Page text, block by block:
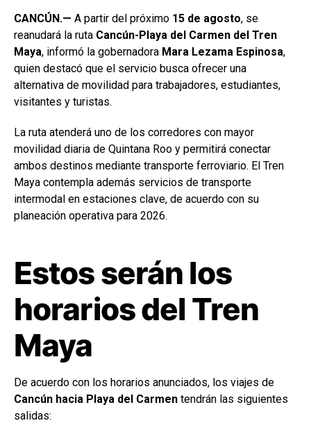
CANCÚN.— A partir del próximo 15 de agosto, se
reanudará la ruta Cancún-Playa del Carmen del Tren
Maya, informó la gobernadora Mara Lezama Espinosa,
quien destacó que el servicio busca ofrecer una
alternativa de movilidad para trabajadores, estudiantes,
visitantes y turistas.
La ruta atenderá uno de los corredores con mayor
movilidad diaria de Quintana Roo y permitirá conectar
ambos destinos mediante transporte ferroviario. El Tren
Maya contempla además servicios de transporte
intermodal en estaciones clave, de acuerdo con su
planeación operativa para 2026.
Estos serán los
horarios del Tren
Maya
De acuerdo con los horarios anunciados, los viajes de
Cancún hacia Playa del Carmen tendrán las siguientes
salidas: